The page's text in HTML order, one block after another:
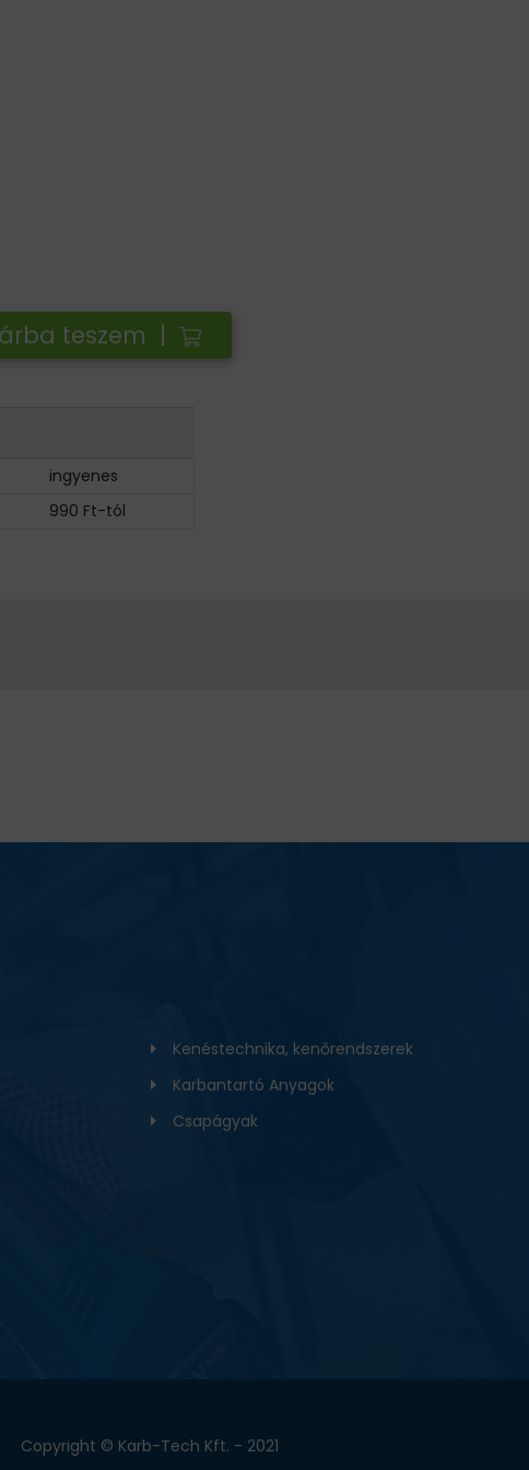
teszem |
ingyenes
990 Ft-tól
Kenéstechnika, kenőrendszerek
Karbantartó Anyagok
Csapágyak
Copyright © Karb-Tech Kft. - 2021